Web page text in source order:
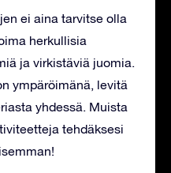
ei aina tarvitse olla
herkullisia
ja virkistäviä juomia.
ympäröimänä, levitä
yhdessä. Muista
tehdäksesi